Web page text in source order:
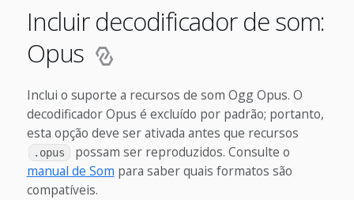
Incluir decodificador de som:
Opus
Inclui o suporte a recursos de som Ogg Opus. O
decodificador Opus é excluído por padrão; portanto,
esta opção deve ser ativada antes que recursos
.opus
possam ser reproduzidos. Consulte o
manual de Som para saber quais formatos são
compatíveis.